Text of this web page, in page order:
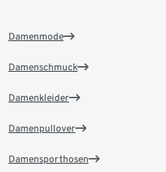
Damenmode
Damenschmuck
Damenkleider
Damenpullover
Damensporthosen